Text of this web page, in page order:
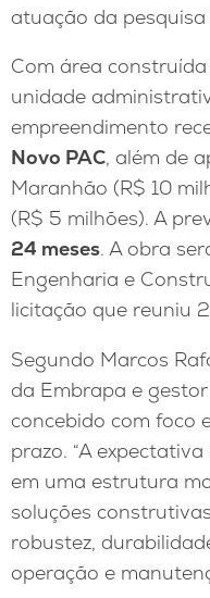
atuação da
Com área construída
unidade
empreendimento
Novo PAC, além de
Maranhão (R$ 10
(R$ 5 milhões). A
24 meses. A obra
Engenharia e
licitação que reuniu
Segundo Marcos
da Embrapa e
concebido com foco
prazo. “A
em uma estrutura
soluções
robustez,
operação e